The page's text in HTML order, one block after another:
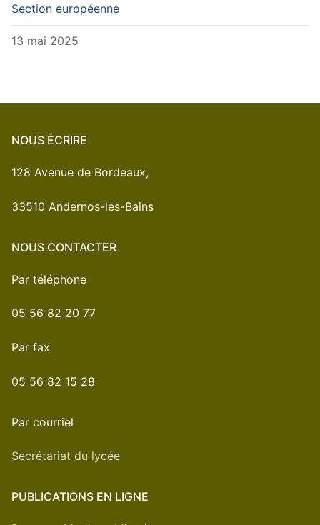
Section européenne
13 mai 2025
NOUS ÉCRIRE
128 Avenue de Bordeaux,
33510 Andernos-les-Bains
NOUS CONTACTER
Par téléphone
05 56 82 20 77
Par fax
05 56 82 15 28
Par courriel
Secrétariat du lycée
PUBLICATIONS EN LIGNE